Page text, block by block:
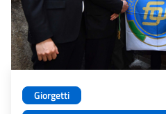
Giorgetti